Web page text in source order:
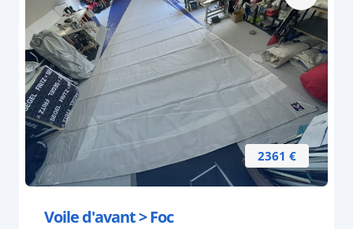
2361 €
Voile d'avant > Foc